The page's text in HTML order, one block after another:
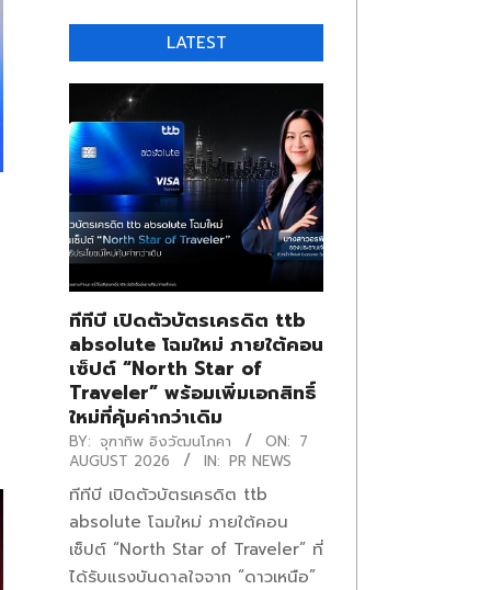
LATEST
ทีทีบี เปิดตัวบัตรเครดิต ttb
absolute โฉมใหม่ ภายใต้คอน
เซ็ปต์ “North Star of
Traveler” พร้อมเพิ่มเอกสิทธิ์
ใหม่ที่คุ้มค่ากว่าเดิม
BY: จุฑาทิพ อิงวัฒนโภคา ON: 7
AUGUST 2026
IN: PR NEWS
ทีทีบี เปิดตัวบัตรเครดิต ttb
absolute โฉมใหม่ ภายใต้คอน
เซ็ปต์ “North Star of Traveler” ที่
ได้รับแรงบันดาลใจจาก “ดาวเหนือ”